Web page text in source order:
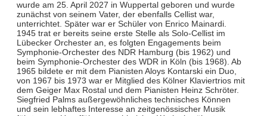
wurde am 25. April 2027 in Wuppertal geboren und wurde
zunächst von seinem Vater, der ebenfalls Cellist war,
unterrichtet. Später war er Schüler von Enrico Mainardi.
1945 trat er bereits seine erste Stelle als Solo-Cellist im
Lübecker Orchester an, es folgten Engagements beim
Symphonie-Orchester des NDR Hamburg (bis 1962) und
beim Symphonie-Orchester des WDR in Köln (bis 1968). Ab
1965 bildete er mit dem Pianisten Aloys Kontarski ein Duo,
von 1967 bis 1973 war er Mitglied des Kölner Klaviertrios mit
dem Geiger Max Rostal und dem Pianisten Heinz Schröter.
Siegfried Palms außergewöhnliches technisches Können
und sein lebhaftes Interesse an zeitgenössischer Musik